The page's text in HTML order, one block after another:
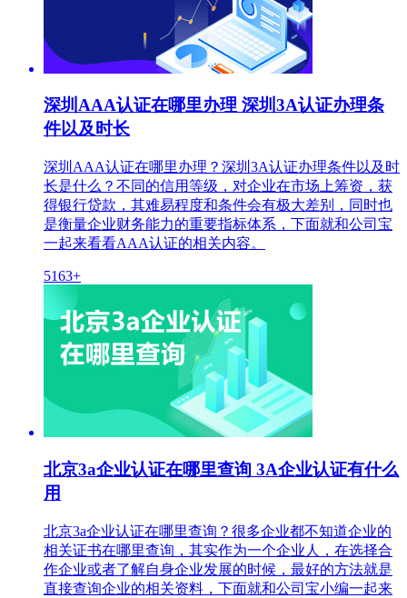
深圳AAA认证在哪里办理 深圳3A认证办理条
件以及时长
深圳AAA认证在哪里办理？深圳3A认证办理条件以及时
长是什么？不同的信用等级，对企业在市场上筹资，获
得银行贷款，其难易程度和条件会有极大差别，同时也
是衡量企业财务能力的重要指标体系，下面就和公司宝
一起来看看AAA认证的相关内容。
5163+
北京3a企业认证在哪里查询 3A企业认证有什么
用
北京3a企业认证在哪里查询？很多企业都不知道企业的
相关证书在哪里查询，其实作为一个企业人，在选择合
作企业或者了解自身企业发展的时候，最好的方法就是
直接查询企业的相关资料，下面就和公司宝小编一起来